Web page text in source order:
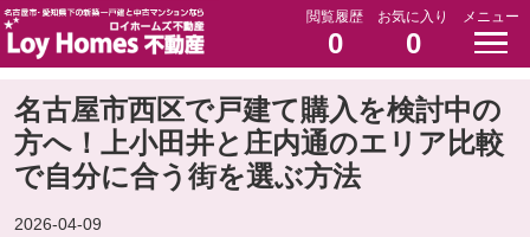
閲覧履歴
0
お気に入り
0
メニュー
名古屋市西区で戸建て購入を検討中の
方へ！上小田井と庄内通のエリア比較
で自分に合う街を選ぶ方法
2026-04-09